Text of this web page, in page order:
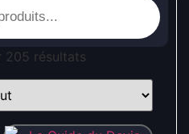
205 résultats